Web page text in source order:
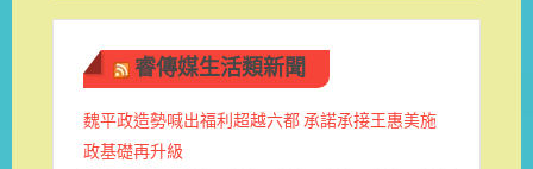
睿傳媒生活類新聞
魏平政造勢喊出福利超越六都 承諾承接王惠美施
政基礎再升級